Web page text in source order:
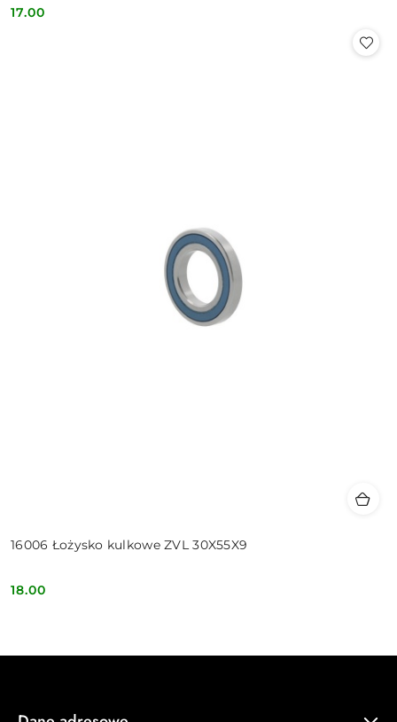
Cena:
17.00
16006 Łożysko kulkowe ZVL 30X55X9
Cena:
18.00